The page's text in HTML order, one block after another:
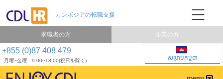
+855 (0)87 408 479
月曜~金曜 9:00~18:00(祝日を除く) សម្រាប់កម្ពុជា
求職者の方 企業の方